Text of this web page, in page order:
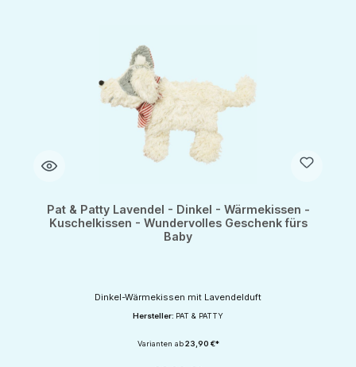
Pat & Patty Lavendel - Dinkel - Wärmekissen -
Kuschelkissen - Wundervolles Geschenk fürs
Baby
Dinkel-Wärmekissen mit Lavendelduft
Hersteller: PAT & PATTY
Varianten ab23,90 €*